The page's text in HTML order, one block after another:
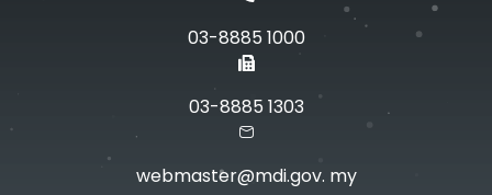
03-8885 1000
03-8885 1303
webmaster@mdi.gov. my